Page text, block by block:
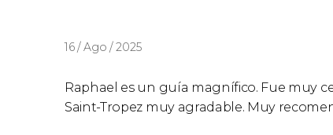
16 / Ago / 2025
Raphael es un guía magnífico. Fue muy
Saint-Tropez muy agradable. Muy